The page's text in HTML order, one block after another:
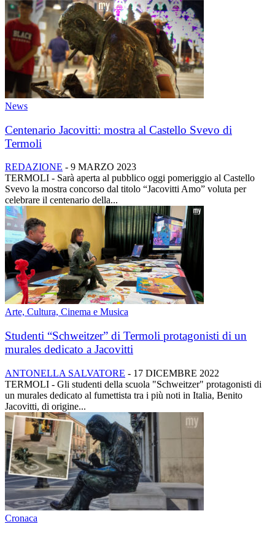
News
Centenario Jacovitti: mostra al Castello Svevo di
Termoli
REDAZIONE - 9 MARZO 2023
TERMOLI - Sarà aperta al pubblico oggi pomeriggio al Castello
Svevo la mostra concorso dal titolo “Jacovitti Amo” voluta per
celebrare il centenario della...
Arte, Cultura, Cinema e Musica
Studenti “Schweitzer” di Termoli protagonisti di un
murales dedicato a Jacovitti
ANTONELLA SALVATORE - 17 DICEMBRE 2022
TERMOLI - Gli studenti della scuola "Schweitzer" protagonisti di
un murales dedicato al fumettista tra i più noti in Italia, Benito
Jacovitti, di origine...
Cronaca